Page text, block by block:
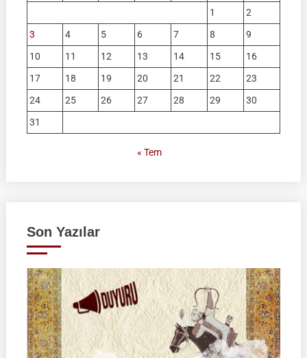
1
2
3
4 5 6 7 8
9
10
11 12 13 14 15
16
17
18 19 20 21 22
23
24
25 26 27 28 29
30
31
« Tem
Son Yazılar